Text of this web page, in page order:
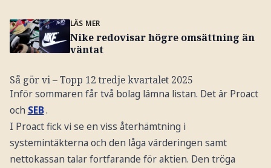
LÄS MER
Nike redovisar högre omsättning än
väntat
Så gör vi – Topp 12 tredje kvartalet 2025
Inför sommaren får två bolag lämna listan. Det är Proact
och SEB.
I Proact fick vi se en viss återhämtning i
systemintäkterna och den låga värderingen samt
nettokassan talar fortfarande för aktien. Den tröga